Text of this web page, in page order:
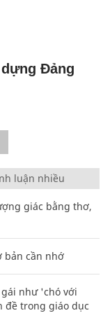
dựng Đảng
luận nhiều
giác bằng thơ,
bản cần nhớ
như 'chó với
đề trong giáo dục